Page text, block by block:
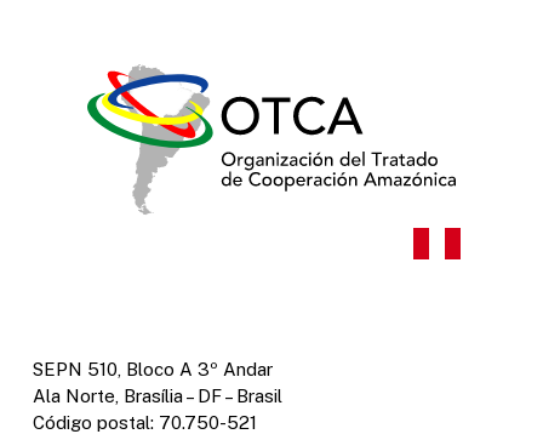
SEPN 510, Bloco A 3º Andar
Ala Norte, Brasília – DF – Brasil
Código postal: 70.750-521